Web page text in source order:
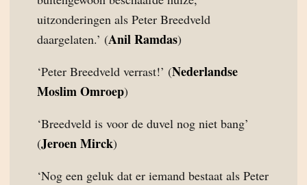
uitzonderingen als Peter Breedveld
daargelaten.’ (Anil Ramdas)
‘Peter Breedveld verrast!’ (Nederlandse
Moslim Omroep)
‘Breedveld is voor de duvel nog niet bang’
(Jeroen Mirck)
‘Nog een geluk dat er iemand bestaat als Peter